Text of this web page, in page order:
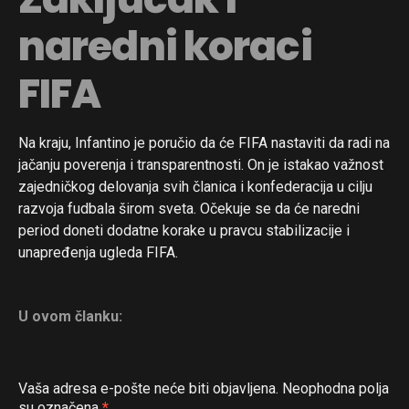
naredni koraci
FIFA
Na kraju, Infantino je poručio da će FIFA nastaviti da radi na
jačanju poverenja i transparentnosti. On je istakao važnost
zajedničkog delovanja svih članica i konfederacija u cilju
razvoja fudbala širom sveta. Očekuje se da će naredni
period doneti dodatne korake u pravcu stabilizacije i
unapređenja ugleda FIFA.
U ovom članku:
Vaša adresa e-pošte neće biti objavljena. Neophodna polja